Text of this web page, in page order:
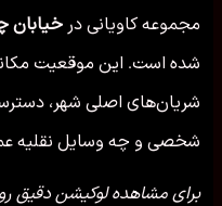
مجموعه کاویانی در خیابان
شده است. این موقعیت
شریان‌های اصلی شهر،
شخصی و چه وسایل نقلیه
برای مشاهده لوکیشن دقیق